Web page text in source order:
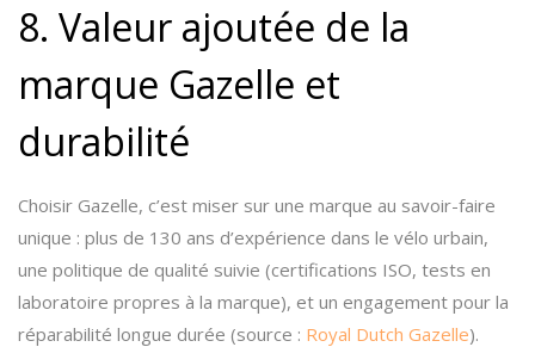
8. Valeur ajoutée de la
marque Gazelle et
durabilité
Choisir Gazelle, c’est miser sur une marque au savoir-faire
unique : plus de 130 ans d’expérience dans le vélo urbain,
une politique de qualité suivie (certifications ISO, tests en
laboratoire propres à la marque), et un engagement pour la
réparabilité longue durée (source : Royal Dutch Gazelle).